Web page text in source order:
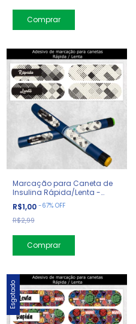
Marcação para Caneta de
Insulina Rápida/Lenta -
Diabetes - Geometrico
R$1,00 -67% OFF
R$2,99
Esgotado